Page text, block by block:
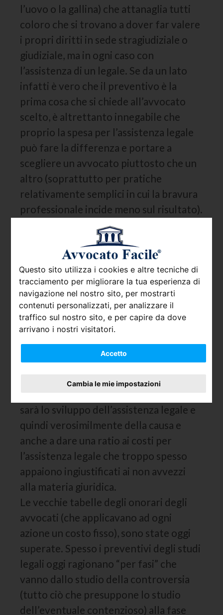
Questo sito utilizza i cookies e altre tecniche di
tracciamento per migliorare la tua esperienza di
navigazione nel nostro sito, per mostrarti
contenuti personalizzati, per analizzare il
traffico sul nostro sito, e per capire da dove
arrivano i nostri visitatori.
Accetto
Cambia le mie impostazioni
l’uovo o la gallina) che attanaglia tutti
coloro che si trovano a dover far valere
i propri diritti in sede stragiudiziale o
giudiziale, ma in ogni caso con
l’assistenza di un legale. Se da un lato
infatti è vero che il preventivo è la
prima cosa che si chiede all’avvocato
scelto, è altrettanto innegabile che
proprio la spesa per l’assistenza legale
può fare la differenza e portare a
scegliere un avvocato piuttosto che un
altro (soprattutto per pratiche
relativamente semplici in cui la bravura
professionale incide meno sul risultato).
In questo secondo caso l’utente sarà
verosimilmente interessato a fare un
confronto tra preventivi legali e non si
fermerà ad analizzarne uno solo.
Come leggere il preventivo di
un avvocato
In qualsiasi termine la si metta è
importante sapere leggere il preventivo
di un avvocato. Analizzare le singole
sarà lo sviluppo dell’assistenza legale e
quindi verosimilmente della causa e
anche a dare una ratio ai costi per
l’assistenza legale che troppo spesso
appaiono ingiustificati ai non avvezzi
alla materia giuridica.
Le vecchie tabelle degli onorari degli
avvocati (che applicavano ad ogni
azione un costo fisso), sono state oggi
superate. Spesso i preventivi degli studi
legali oggi ragionano “per fasi” che
vanno dallo studio della controversia
(tutto ciò che presuppone lo studio
dell’eventuale contenzioso) alla fase